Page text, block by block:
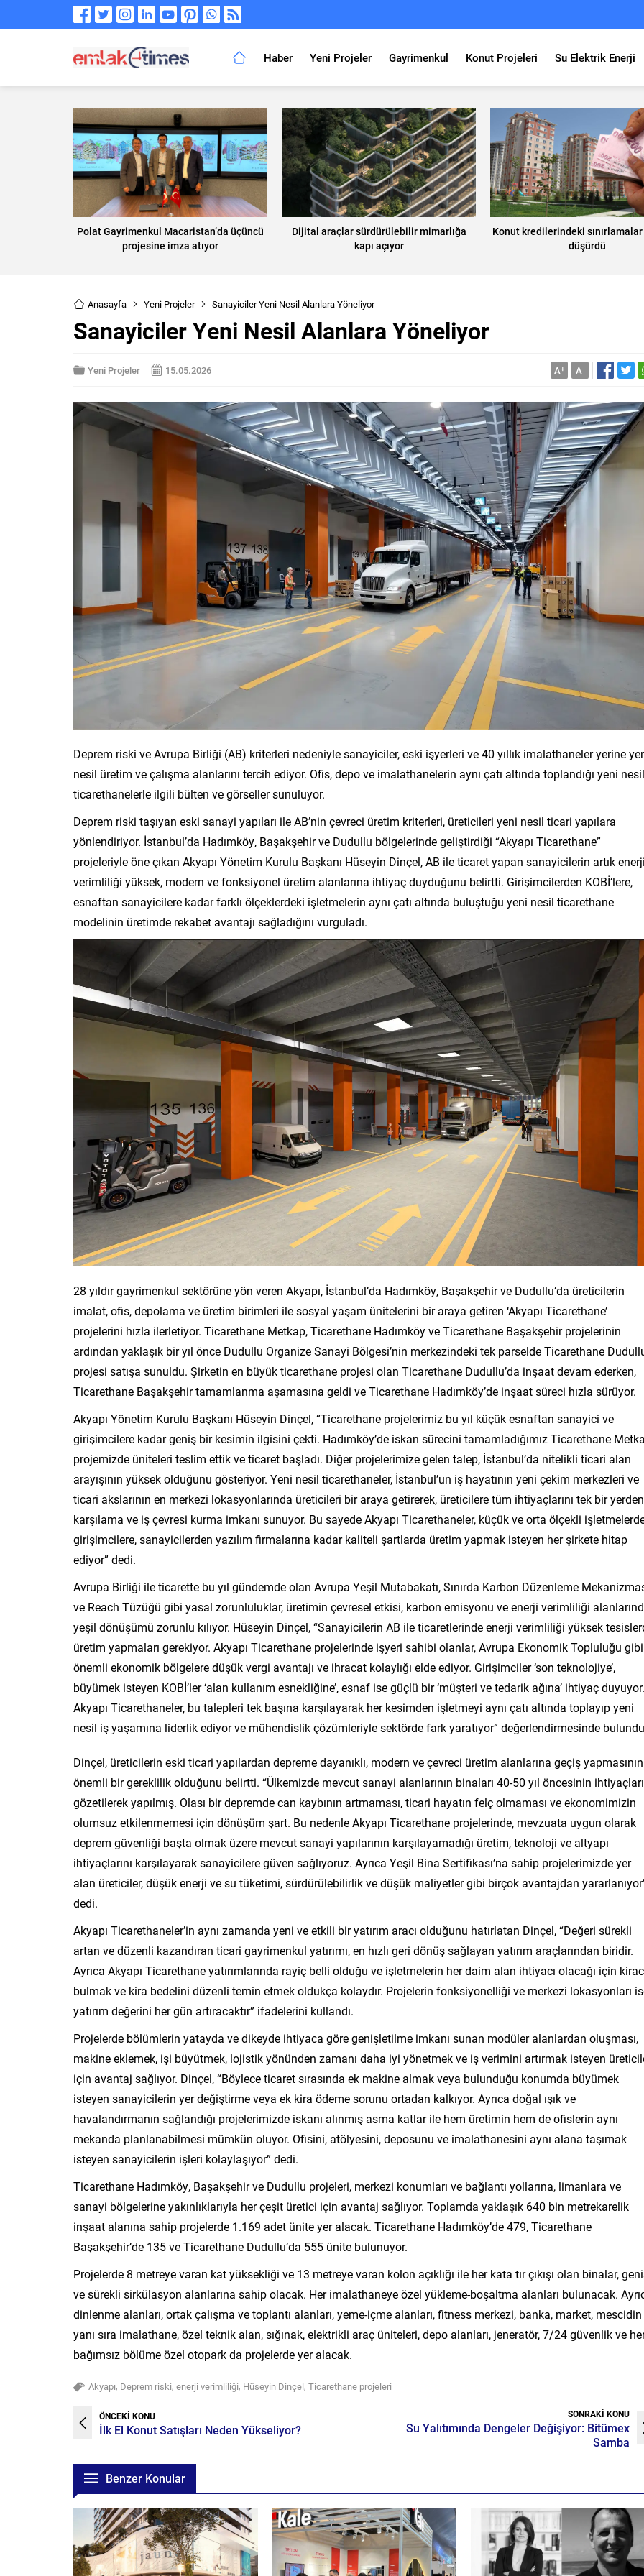
Haber Yeni Projeler Gayrimenkul Konut Projeleri Su Elektrik Enerji
Polat Gayrimenkul Macaristan’da üçüncü
projesine imza atıyor
Dijital araçlar sürdürülebilir mimarlığa
kapı açıyor
Konut kredilerindeki sınırlamalar
düşürdü
Anasayfa Yeni Projeler Sanayiciler Yeni Nesil Alanlara Yöneliyor
Sanayiciler Yeni Nesil Alanlara Yöneliyor
Yeni Projeler 15.05.2026 A+ A-
Deprem riski ve Avrupa Birliği (AB) kriterleri nedeniyle sanayiciler, eski işyerleri ve 40 yıllık imalathaneler yerine
nesil üretim ve çalışma alanlarını tercih ediyor. Ofis, depo ve imalathanelerin aynı çatı altında toplandığı yeni nesil
ticarethanelerle ilgili bülten ve görseller sunuluyor.
Deprem riski taşıyan eski sanayi yapıları ile AB’nin çevreci üretim kriterleri, üreticileri yeni nesil ticari yapılara
yönlendiriyor. İstanbul’da Hadımköy, Başakşehir ve Dudullu bölgelerinde geliştirdiği “Akyapı Ticarethane”
projeleriyle öne çıkan Akyapı Yönetim Kurulu Başkanı Hüseyin Dinçel, AB ile ticaret yapan sanayicilerin artık enerji
verimliliği yüksek, modern ve fonksiyonel üretim alanlarına ihtiyaç duyduğunu belirtti. Girişimcilerden KOBİ’lere,
esnaftan sanayicilere kadar farklı ölçeklerdeki işletmelerin aynı çatı altında buluştuğu yeni nesil ticarethane
modelinin üretimde rekabet avantajı sağladığını vurguladı.
28 yıldır gayrimenkul sektörüne yön veren Akyapı, İstanbul’da Hadımköy, Başakşehir ve Dudullu’da üreticilerin
imalat, ofis, depolama ve üretim birimleri ile sosyal yaşam ünitelerini bir araya getiren ‘Akyapı Ticarethane’
projelerini hızla ilerletiyor. Ticarethane Metkap, Ticarethane Hadımköy ve Ticarethane Başakşehir projelerinin
ardından yaklaşık bir yıl önce Dudullu Organize Sanayi Bölgesi’nin merkezindeki tek parselde Ticarethane
projesi satışa sunuldu. Şirketin en büyük ticarethane projesi olan Ticarethane Dudullu’da inşaat devam ederken,
Ticarethane Başakşehir tamamlanma aşamasına geldi ve Ticarethane Hadımköy’de inşaat süreci hızla sürüyor.
Akyapı Yönetim Kurulu Başkanı Hüseyin Dinçel, “Ticarethane projelerimiz bu yıl küçük esnaftan sanayici ve
girişimcilere kadar geniş bir kesimin ilgisini çekti. Hadımköy’de iskan sürecini tamamladığımız Ticarethane
projemizde üniteleri teslim ettik ve ticaret başladı. Diğer projelerimize gelen talep, İstanbul’da nitelikli ticari alan
arayışının yüksek olduğunu gösteriyor. Yeni nesil ticarethaneler, İstanbul’un iş hayatının yeni çekim merkezleri ve
ticari akslarının en merkezi lokasyonlarında üreticileri bir araya getirerek, üreticilere tüm ihtiyaçlarını tek bir yerden
karşılama ve iş çevresi kurma imkanı sunuyor. Bu sayede Akyapı Ticarethaneler, küçük ve orta ölçekli
girişimcilere, sanayicilerden yazılım firmalarına kadar kaliteli şartlarda üretim yapmak isteyen her şirkete hitap
ediyor” dedi.
Avrupa Birliği ile ticarette bu yıl gündemde olan Avrupa Yeşil Mutabakatı, Sınırda Karbon Düzenleme
ve Reach Tüzüğü gibi yasal zorunluluklar, üretimin çevresel etkisi, karbon emisyonu ve enerji verimliliği
yeşil dönüşümü zorunlu kılıyor. Hüseyin Dinçel, “Sanayicilerin AB ile ticaretlerinde enerji verimliliği yüksek
üretim yapmaları gerekiyor. Akyapı Ticarethane projelerinde işyeri sahibi olanlar, Avrupa Ekonomik Topluluğu gibi
önemli ekonomik bölgelere düşük vergi avantajı ve ihracat kolaylığı elde ediyor. Girişimciler ‘son teknolojiye’,
büyümek isteyen KOBİ’ler ‘alan kullanım esnekliğine’, esnaf ise güçlü bir ‘müşteri ve tedarik ağına’ ihtiyaç duyuyor.
Akyapı Ticarethaneler, bu talepleri tek başına karşılayarak her kesimden işletmeyi aynı çatı altında toplayıp yeni
nesil iş yaşamına liderlik ediyor ve mühendislik çözümleriyle sektörde fark yaratıyor” değerlendirmesinde
Dinçel, üreticilerin eski ticari yapılardan depreme dayanıklı, modern ve çevreci üretim alanlarına geçiş yapmasının
önemli bir gereklilik olduğunu belirtti. “Ülkemizde mevcut sanayi alanlarının binaları 40-50 yıl öncesinin ihtiyaçları
gözetilerek yapılmış. Olası bir depremde can kaybının artmaması, ticari hayatın felç olmaması ve ekonomimizin
olumsuz etkilenmemesi için dönüşüm şart. Bu nedenle Akyapı Ticarethane projelerinde, mevzuata uygun olarak
deprem güvenliği başta olmak üzere mevcut sanayi yapılarının karşılayamadığı üretim, teknoloji ve altyapı
ihtiyaçlarını karşılayarak sanayicilere güven sağlıyoruz. Ayrıca Yeşil Bina Sertifikası’na sahip projelerimizde yer
alan üreticiler, düşük enerji ve su tüketimi, sürdürülebilirlik ve düşük maliyetler gibi birçok avantajdan
dedi.
Akyapı Ticarethaneler’in aynı zamanda yeni ve etkili bir yatırım aracı olduğunu hatırlatan Dinçel, “Değeri sürekli
artan ve düzenli kazandıran ticari gayrimenkul yatırımı, en hızlı geri dönüş sağlayan yatırım araçlarından biridir.
Ayrıca Akyapı Ticarethane yatırımlarında rayiç belli olduğu ve işletmelerin her daim alan ihtiyacı olacağı için
bulmak ve kira bedelini düzenli temin etmek oldukça kolaydır. Projelerin fonksiyonelliği ve merkezi lokasyonları
yatırım değerini her gün artıracaktır” ifadelerini kullandı.
Projelerde bölümlerin yatayda ve dikeyde ihtiyaca göre genişletilme imkanı sunan modüler alanlardan oluşması,
makine eklemek, işi büyütmek, lojistik yönünden zamanı daha iyi yönetmek ve iş verimini artırmak isteyen
için avantaj sağlıyor. Dinçel, “Böylece ticaret sırasında ek makine almak veya bulunduğu konumda büyümek
isteyen sanayicilerin yer değiştirme veya ek kira ödeme sorunu ortadan kalkıyor. Ayrıca doğal ışık ve
havalandırmanın sağlandığı projelerimizde iskanı alınmış asma katlar ile hem üretimin hem de ofislerin aynı
mekanda planlanabilmesi mümkün oluyor. Ofisini, atölyesini, deposunu ve imalathanesini aynı alana taşımak
isteyen sanayicilerin işleri kolaylaşıyor” dedi.
Ticarethane Hadımköy, Başakşehir ve Dudullu projeleri, merkezi konumları ve bağlantı yollarına, limanlara ve
sanayi bölgelerine yakınlıklarıyla her çeşit üretici için avantaj sağlıyor. Toplamda yaklaşık 640 bin metrekarelik
inşaat alanına sahip projelerde 1.169 adet ünite yer alacak. Ticarethane Hadımköy’de 479, Ticarethane
Başakşehir’de 135 ve Ticarethane Dudullu’da 555 ünite bulunuyor.
Projelerde 8 metreye varan kat yüksekliği ve 13 metreye varan kolon açıklığı ile her kata tır çıkışı olan binalar,
ve sürekli sirkülasyon alanlarına sahip olacak. Her imalathaneye özel yükleme-boşaltma alanları bulunacak.
dinlenme alanları, ortak çalışma ve toplantı alanları, yeme-içme alanları, fitness merkezi, banka, market, mescidin
yanı sıra imalathane, özel teknik alan, sığınak, elektrikli araç üniteleri, depo alanları, jeneratör, 7/24 güvenlik ve
bağımsız bölüme özel otopark da projelerde yer alacak.
Akyapı, Deprem riski, enerji verimliliği, Hüseyin Dinçel, Ticarethane projeleri
ÖNCEKİ KONU
İlk El Konut Satışları Neden Yükseliyor?
SONRAKİ KONU
Su Yalıtımında Dengeler Değişiyor: Bitümex
Samba
Benzer Konular